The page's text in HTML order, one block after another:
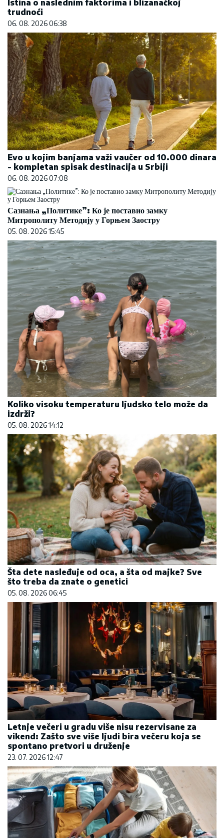
Сазнања „Политике”: Ко је поставио замку
Митрополиту Методију у Горњем Заостру
05. 08. 2026 15:45
Koliko visoku temperaturu ljudsko telo može da
izdrži?
Šta dete nasleđuje od oca, a šta od majke? Sve
što treba da znate o genetici
05. 08. 2026 06:45
Letnje večeri u gradu više nisu rezervisane za
vikend: Zašto sve više ljudi bira večeru koja se
spontano pretvori u druženje
23. 07. 2026 12:47
Većina građana izgubi novac pre nego što stigne
na letovanje - ovih 7 troškova skoro niko ne
planira
15. 07. 2026 07:44